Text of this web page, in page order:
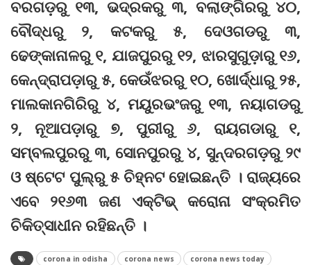
ବରଗଡ଼ରୁ ୧୩, ଭଦ୍ରକରୁ ୩, ବଲାଙ୍ଗିରରୁ ୪୦,
ବୌଦ୍ଧରୁ ୨, କଟକରୁ ୫, ଦେଓଗଡରୁ ୩,
ଢେଙ୍କାନାଳରୁ ୧, ଯାଜପୁରରୁ ୧୨, ଝାରସୁଗୁଡ଼ାରୁ ୧୬,
କେନ୍ଦ୍ରାପଡ଼ାରୁ ୫, କେଉଁଝରରୁ ୧୦, ଖୋର୍ଦ୍ଧାରୁ ୨୫,
ମାଲକାନଗିରିରୁ ୪, ମୟୁରଭଂଜରୁ ୧୩, ନୟାଗଡରୁ
୨, ନୂଆପଡ଼ାରୁ ୭, ପୁରୀରୁ ୬, ରାୟଗଡାରୁ ୧,
ସମ୍ବଲପୁରରୁ ୩, ସୋନପୁରରୁ ୪, ସୁନ୍ଦରଗଡ଼ରୁ ୨୯
ଓ ଷ୍ଟେଟ ପୁଲ୍‌ରୁ ୫ ଚିହ୍ନଟ ହୋଇଛନ୍ତି । ରାଜ୍ୟରେ
ଏବେ ୨୧୬୩ ଜଣ ଏକ୍‌ଟିଭ୍‌ କରୋନା ସଂକ୍ରମିତ
ଚିକିତ୍ସାଧୀନ ରହିଛନ୍ତି ।
corona in odisha corona news corona news today